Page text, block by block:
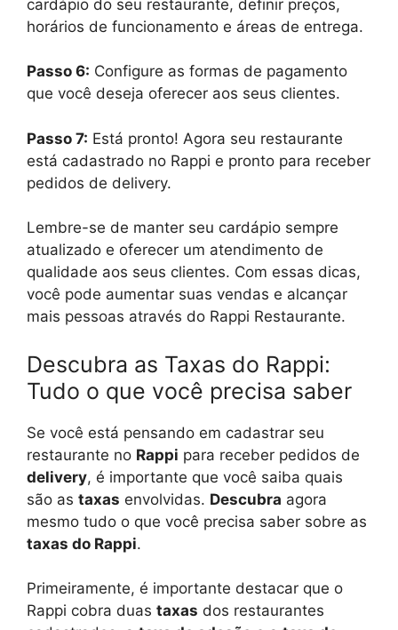
cardápio do seu restaurante, definir preços,
horários de funcionamento e áreas de entrega.
Passo 6: Configure as formas de pagamento
que você deseja oferecer aos seus clientes.
Passo 7: Está pronto! Agora seu restaurante
está cadastrado no Rappi e pronto para receber
pedidos de delivery.
Lembre-se de manter seu cardápio sempre
atualizado e oferecer um atendimento de
qualidade aos seus clientes. Com essas dicas,
você pode aumentar suas vendas e alcançar
mais pessoas através do Rappi Restaurante.
Descubra as Taxas do Rappi:
Tudo o que você precisa saber
Se você está pensando em cadastrar seu
restaurante no Rappi para receber pedidos de
delivery, é importante que você saiba quais
são as taxas envolvidas. Descubra agora
mesmo tudo o que você precisa saber sobre as
taxas do Rappi.
Primeiramente, é importante destacar que o
Rappi cobra duas taxas dos restaurantes